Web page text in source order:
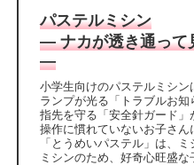
パステルミシン
― ナカが透き通って
―
小学生向けのパステルミシ
ランプが光る「トラブルお
指先を守る「安全針ガード
操作に慣れていないお子さん
「とうめいパステル」は、
ミシンのため、好奇心旺盛